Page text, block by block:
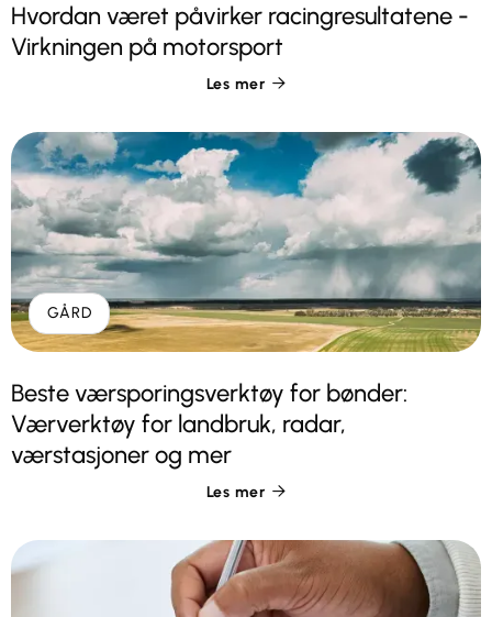
Hvordan været påvirker racingresultatene -
Virkningen på motorsport
Les mer 
GÅRD
Beste værsporingsverktøy for bønder:
Værverktøy for landbruk, radar,
værstasjoner og mer
Les mer 